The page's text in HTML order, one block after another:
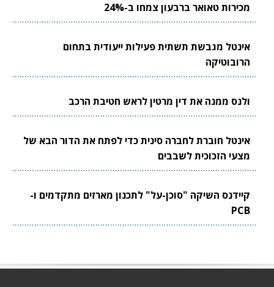
מכירות טאואר ברבעון צמחו ב-24%
אינטל מגבשת תשתית פעילות ייעודית בתחום
הרובוטיקה
ולנס ממנה את דין מרטין לראש חטיבת הרכב
אינטל חוברת לחברה סינית כדי לפתח את הדור הבא של
מצעי הזכוכית לשבבים
קיידנס השיקה "סוכן-על" לתכנון מארזים מתקדמים ו-
PCB